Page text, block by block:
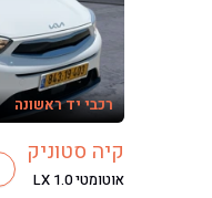
רכבי יד ראשונה
קיה סטוניק
אוטומטי LX 1.0